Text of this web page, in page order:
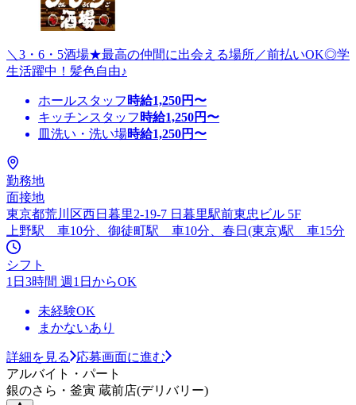
＼3・6・5酒場★最高の仲間に出会える場所／前払いOK◎学
生活躍中！髪色自由♪
ホールスタッフ 時給1,250円〜
キッチンスタッフ 時給1,250円〜
皿洗い・洗い場時給1,250円〜
勤務地
面接地
東京都荒川区西日暮里2-19-7 日暮里駅前東忠ビル 5F
上野駅 車10分、御徒町駅 車10分、春日(東京)駅 車15分
シフト
1日3時間 週1日からOK
未経験OK
まかないあり
詳細を見る
応募画面に進む
アルバイト・パート
銀のさら・釜寅 蔵前店(デリバリー)